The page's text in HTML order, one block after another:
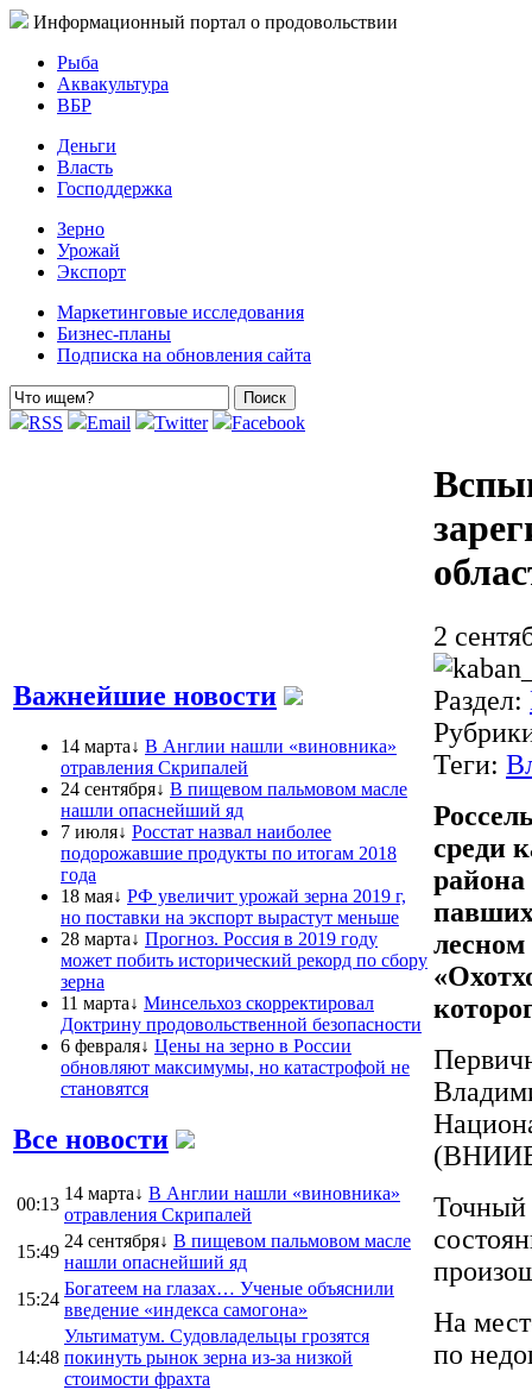
Информационный портал о продовольствии
Рыба
Аквакультура
ВБР
Деньги
Власть
Господдержка
Зерно
Урожай
Экспорт
Маркетинговые исследования
Бизнес-планы
Подписка на обновления сайта
RSS Email Twitter Facebook
Важнейшие новости
14 марта↓ В Англии нашли «виновника»
отравления Скрипалей
24 сентября↓ В пищевом пальмовом масле
нашли опаснейший яд
7 июля↓ Росстат назвал наиболее
подорожавшие продукты по итогам 2018
года
18 мая↓ РФ увеличит урожай зерна 2019 г,
но поставки на экспорт вырастут меньше
28 марта↓ Прогноз. Россия в 2019 году
может побить исторический рекорд по сбору
зерна
11 марта↓ Минсельхоз скорректировал
Доктрину продовольственной безопасности
6 февраля↓ Цены на зерно в России
обновляют максимумы, но катастрофой не
становятся
Все новости
00:13
14 марта↓ В Англии нашли «виновника»
отравления Скрипалей
15:49
24 сентября↓ В пищевом пальмовом масле
нашли опаснейший яд
15:24
Богатеем на глазах… Ученые объяснили
введение «индекса самогона»
14:48
Ультиматум. Судовладельцы грозятся
покинуть рынок зерна из-за низкой
стоимости фрахта
2
Раздел:
Теги:
среди
лесном
Точный
На
по